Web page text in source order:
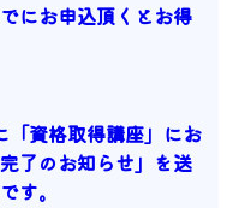
にお申込頂くとお得
「資格取得講座」にお
了のお知らせ」を送
す。